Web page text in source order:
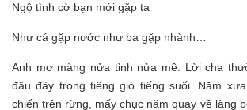
Ngộ tình cờ bạn mới gặp ta
Như cá gặp nước như ba gặp nhành…
Anh mơ màng nửa tỉnh nửa mê. Lời cha
đâu đây trong tiếng gió tiếng suối. Năm
chiến trên rừng, mấy chục năm quay về làng